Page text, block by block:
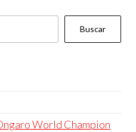
Buscar
World Champion